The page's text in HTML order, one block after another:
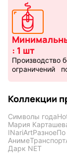
: 1 шт
Производство
ограничений
Коллекции
Символы года
Мария
INariArtРазноеПо
АнимеТранспорт
Дарк NET